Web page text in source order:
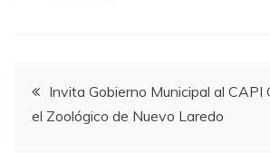
Post
navigation
Invita Gobierno Municipal al
el Zoológico de Nuevo Laredo